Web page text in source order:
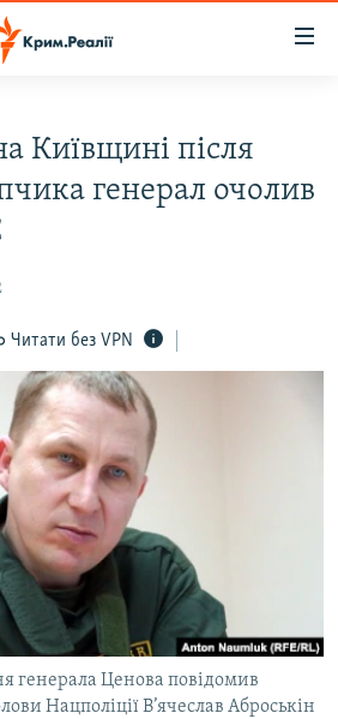
КРИМУ
Київщині після
генерал очолив
Читати без VPN
генерала Ценова повідомив
Нацполіції В’ячеслав Аброськін